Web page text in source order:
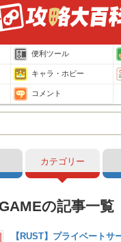
便利ツール
キャラ・ホビー
コメント
カテゴリー
の記事一覧
【RUST】プライベートサ